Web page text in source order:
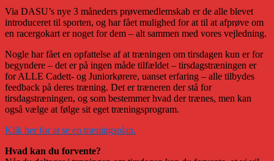
Via DASU’s nye 3 måneders prøvemedlemskab er de alle blevet
introduceret til sporten, og har fået mulighed for at til at afprøve om
en racergokart er noget for dem – alt sammen med vores vejledning.
Nogle har fået en opfattelse af at træningen om tirsdagen kun er for
begyndere – det er på ingen måde tilfældet – tirsdagstræningen er
for ALLE Cadett- og Juniorkørere, uanset erfaring – alle tilbydes
feedback på deres træning. Det er træneren der stå for
tirsdagstræningen, og som bestemmer hvad der trænes, men kan
også vælge at følge sit eget træningsprogram.
Klik her for at se en træningsplan.
Hvad kan du forvente?